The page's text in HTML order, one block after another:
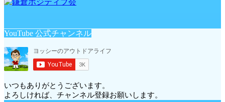
YouTube 公式チャンネル
いつもありがとうございます。
よろしければ、チャンネル登録お願いします。